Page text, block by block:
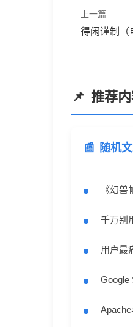
上一篇
得闲谨制（
推荐
随机
《幻
千万别
用户最
Google